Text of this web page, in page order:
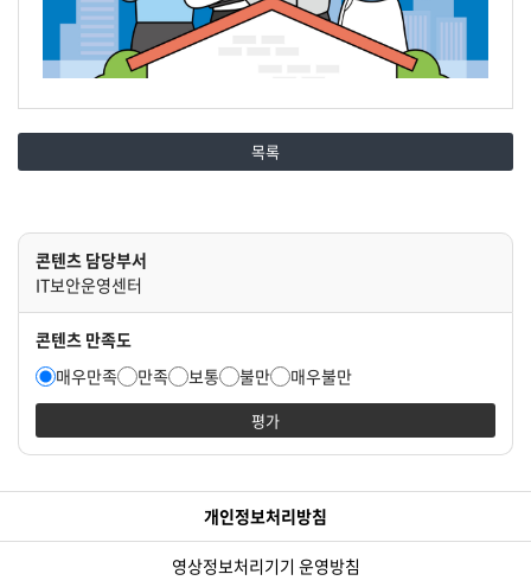
목록
콘텐츠 담당부서
IT보안운영센터
콘텐츠 만족도
매우만족
만족 보통 불만 매우불만
평가
개인정보처리방침
영상정보처리기기 운영방침